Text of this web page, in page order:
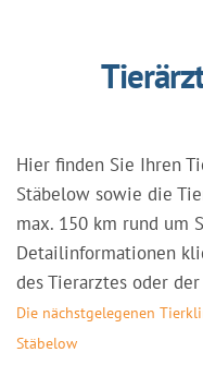
Hier finden Sie Ihren
Stäbelow sowie die
max. 150 km rund um
Detailinformationen
des Tierarztes oder
Die nächstgelegenen
Stäbelow